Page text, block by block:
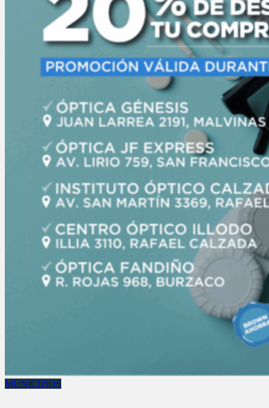
MUNICIPIOS